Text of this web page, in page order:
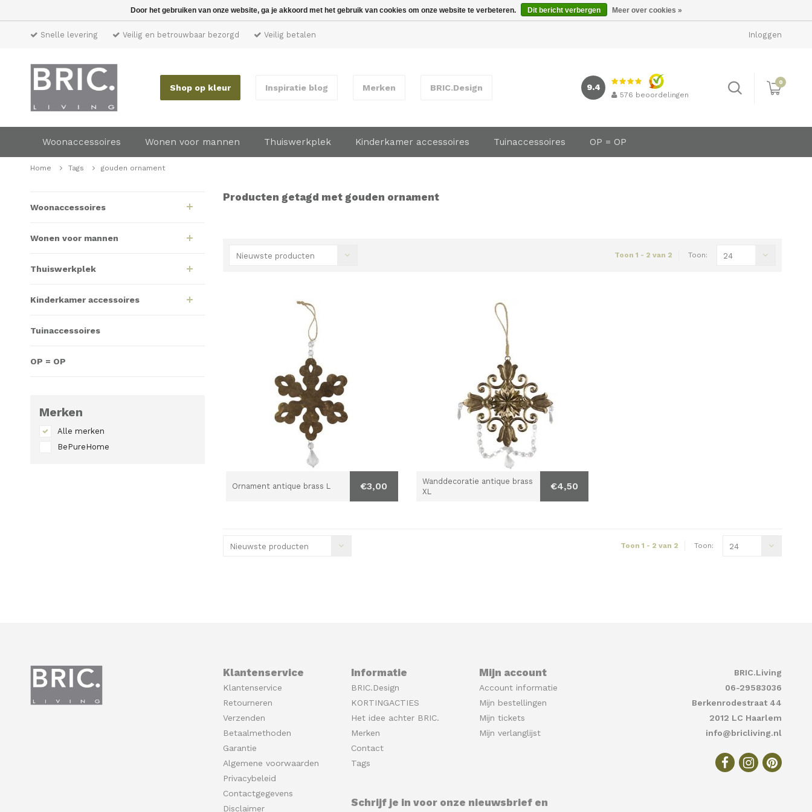
Snelle levering Veilig en betrouwbaar bezorgd Veilig betalen Inloggen
Shop op kleur Inspiratie blog Merken BRIC.Design 9.4
576 beoordelingen
0
Woonaccessoires Wonen voor mannen Thuiswerkplek Kinderkamer accessoires Tuinaccessoires OP = OP
Home Tags gouden ornament
Woonaccessoires
Wonen voor mannen
Thuiswerkplek
Kinderkamer accessoires
Tuinaccessoires
OP = OP
Merken
Alle merken
BePureHome
Producten getagd met gouden ornament
Nieuwste producten Toon 1 - 2 van 2 Toon: 24
Ornament antique brass L €3,00
Wanddecoratie antique brass
XL
€4,50
Nieuwste producten Toon 1 - 2 van 2 Toon: 24
Klantenservice
Klantenservice
Retourneren
Verzenden
Betaalmethoden
Garantie
Algemene voorwaarden
Privacybeleid
Contactgegevens
Disclaimer
Informatie
BRIC.Design
KORTINGACTIES
Het idee achter BRIC.
Merken
Contact
Tags
Mijn account
Account informatie
Mijn bestellingen
Mijn tickets
Mijn verlanglijst
Schrijf je in voor onze nieuwsbrief en
BRIC.Living
06-29583036
Berkenrodestraat 44
2012 LC Haarlem
info@bricliving.nl
Door het gebruiken van onze website, ga je akkoord met het gebruik van cookies om onze website te verbeteren. Dit bericht verbergen Meer over cookies »